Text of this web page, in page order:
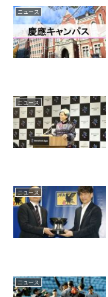
ニュース
ニュース
ニュース
ニュース